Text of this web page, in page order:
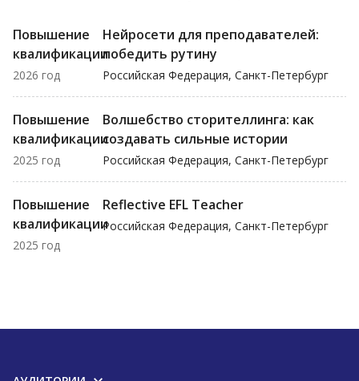
Повышение
квалификации
2026 год
Нейросети для преподавателей:
победить рутину
Российская Федерация, Санкт-Петербург
Повышение
квалификации
2025 год
Волшебство сторителлинга: как
создавать сильные истории
Российская Федерация, Санкт-Петербург
Повышение
квалификации
2025 год
Reflective EFL Teacher
Российская Федерация, Санкт-Петербург